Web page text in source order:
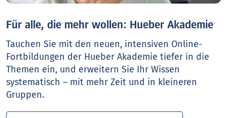
Für alle, die mehr wollen: Hueber Akademie
Tauchen Sie mit den neuen, intensiven Online-
Fortbildungen der Hueber Akademie tiefer in die
Themen ein, und erweitern Sie Ihr Wissen
systematisch – mit mehr Zeit und in kleineren
Gruppen.